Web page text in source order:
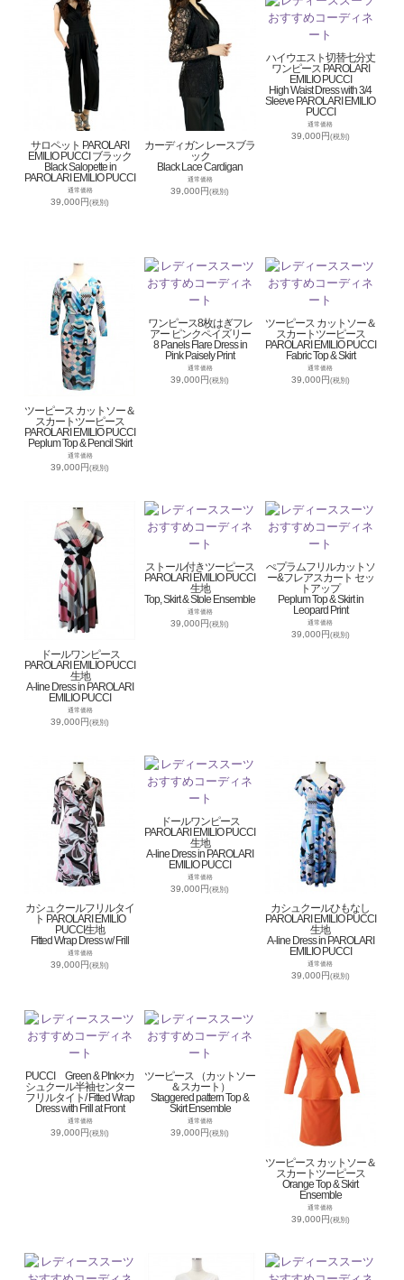
サロペット PAROLARI
EMILIO PUCCI ブラック
Black Salopette in
PAROLARI EMILIO PUCCI
通常価格
39,000円(税別)
カーディガン レースブラ
ック
Black Lace Cardigan
通常価格
39,000円(税別)
ハイウエスト切替七分丈
ワンピース PAROLARI
EMILIO PUCCI
High Waist Dress with 3/4
Sleeve PAROLARI EMILIO
PUCCI
通常価格
39,000円 (税別)
ツーピース カットソー＆
スカートツーピース
PAROLARI EMILIO PUCCI
Peplum Top & Pencil Skirt
通常価格
39,000円(税別)
ワンピース8枚はぎフレ
アー ピンクペイズリー
8 Panels Flare Dress in
Pink Paisely Print
通常価格
39,000円(税別)
ツーピース カットソー＆
スカートツーピース
PAROLARI EMILIO PUCCI
Fabric Top & Skirt
通常価格
39,000円 (税別)
ドールワンピース
PAROLARI EMILIO PUCCI
生地
A-line Dress in PAROLARI
EMILIO PUCCI
通常価格
39,000円(税別)
ストール付きツーピース
PAROLARI EMILIO PUCCI
生地
Top, Skirt & Stole Ensemble
通常価格
39,000円(税別)
ぺプラムフリルカットソ
ー&フレアスカート セッ
トアップ
Peplum Top & Skirt in
Leopard Print
通常価格
39,000円 (税別)
カシュクールフリルタイ
ト PAROLARI EMILIO
PUCCI生地
Fitted Wrap Dress w/ Frill
通常価格
39,000円(税別)
ドールワンピース
PAROLARI EMILIO PUCCI
生地
A-line Dress in PAROLARI
EMILIO PUCCI
通常価格
39,000円(税別)
カシュクールひもなし
PAROLARI EMILIO PUCCI
生地
A-line Dress in PAROLARI
EMILIO PUCCI
通常価格
39,000円(税別)
PUCCI Green & PInk×カ
シュクール半袖センター
フリルタイト/ Fitted Wrap
Dress with Frill at Front
通常価格
39,000円(税別)
ツーピース （カットソー
＆スカート）
Staggered pattern Top &
Skirt Ensemble
通常価格
39,000円(税別)
ツーピース カットソー＆
スカートツーピース
Orange Top & Skirt
Ensemble
通常価格
39,000円(税別)